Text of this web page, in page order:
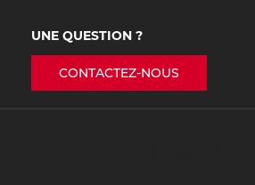
UNE QUESTION ?
CONTACTEZ-NOUS